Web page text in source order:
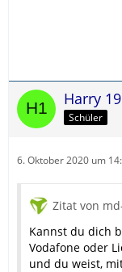
Harry
Schüler
6. Oktober 2020 um
Zitat von
Kannst du dich
Vodafone oder
und du weist,